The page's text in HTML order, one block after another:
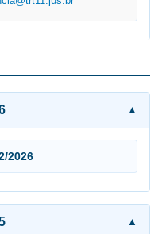
2026